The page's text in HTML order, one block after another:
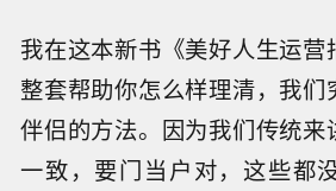
我在这本新书《美好人生运
整套帮助你怎么样理清，我们
伴侣的方法。因为我们传统来
一致，要门当户对，这些都